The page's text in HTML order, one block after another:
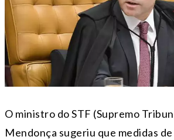
O ministro do STF (Supremo
Mendonça sugeriu que medidas